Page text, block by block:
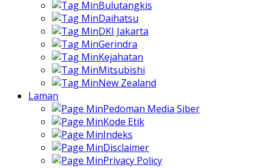
Bulutangkis
Daihatsu
DKI Jakarta
Gerindra
Kejahatan
Mitsubishi
New Zealand
Laman
Pedoman Media Siber
Kode Etik
Indeks
Disclaimer
Privacy Policy